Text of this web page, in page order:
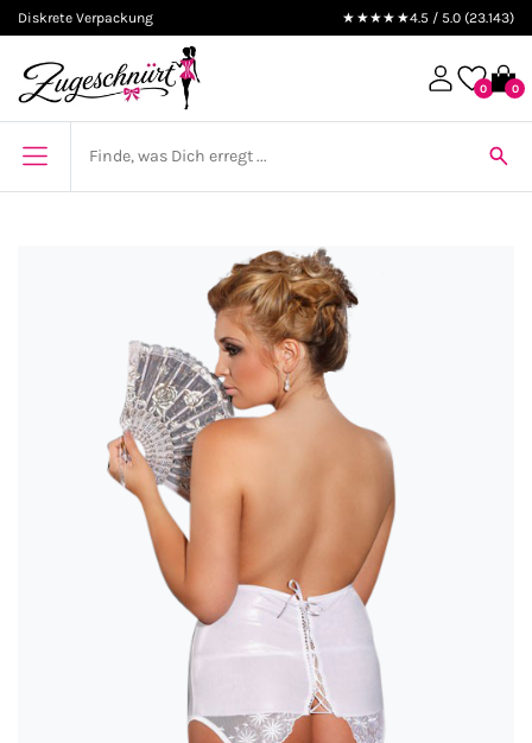
Diskrete Verpackung ★★★★★4.5 / 5.0 (23.143)
0 0